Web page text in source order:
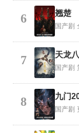
6 翘楚
国产剧
7 天龙
国产剧
8 九门
国产剧